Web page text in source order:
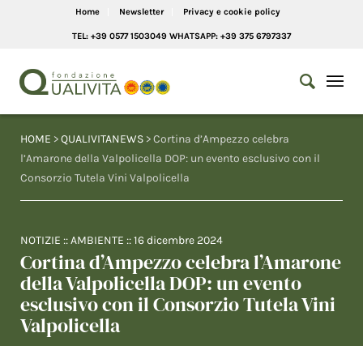
Home Newsletter Privacy e cookie policy
TEL: +39 0577 1503049 WHATSAPP: +39 375 6797337
HOME >QUALIVITANEWS > Cortina d’Ampezzo celebra
l’Amarone della Valpolicella DOP: un evento esclusivo con il
Consorzio Tutela Vini Valpolicella
NOTIZIE ::AMBIENTE ::16 dicembre 2024
Cortina d’Ampezzo celebra l’Amarone
della Valpolicella DOP: un evento
esclusivo con il Consorzio Tutela Vini
Valpolicella